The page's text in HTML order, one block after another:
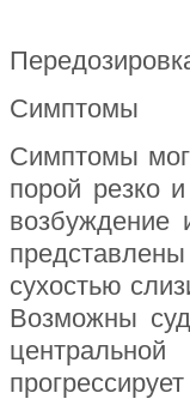
Симптомы
Симптомы
порой резко
возбуждение
сухостью
Возможны